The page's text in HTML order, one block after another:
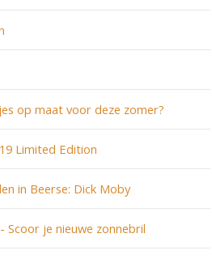
op maat voor deze zomer?
Limited Edition
in Beerse: Dick Moby
Scoor je nieuwe zonnebril